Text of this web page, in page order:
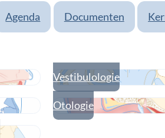
Agenda Documenten
Vestibulologie
Otologie